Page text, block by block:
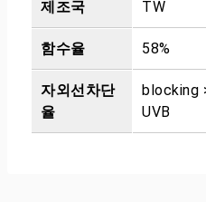
제조국 TW
함수율 58%
자외선차단
율
blocking
UVB